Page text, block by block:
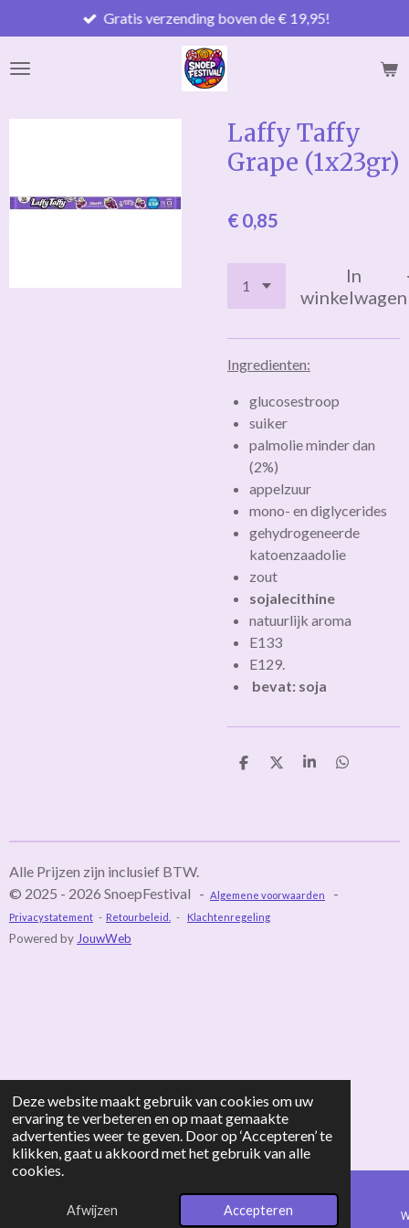
Deze website maakt gebruik van cookies om uw
ervaring te verbeteren en op maat gemaakte
advertenties weer te geven. Door op ‘Accepteren’ te
klikken, gaat u akkoord met het gebruik van alle
cookies.
Afwijzen Accepteren
direct
naar
Gratis verzending boven de € 19,95!
Laffy Taffy
Grape (1x23gr)
€ 0,85
In
winkelwagen
Ingredienten:
glucosestroop
suiker
palmolieminder dan
(2%)
appelzuur
mono- en diglycerides
gehydrogeneerde
katoenzaadolie
zout
sojalecithine
natuurlijk aroma
E133
E129.
bevat: soja
D
D
S
D
Alle Prijzen zijn inclusief BTW.
© 2025 - 2026 SnoepFestival - Algemene voorwaarden -
Privacystatement - Retourbeleid. - Klachtenregeling
Powered by JouwWeb
E-mailadres Telefoonnummer